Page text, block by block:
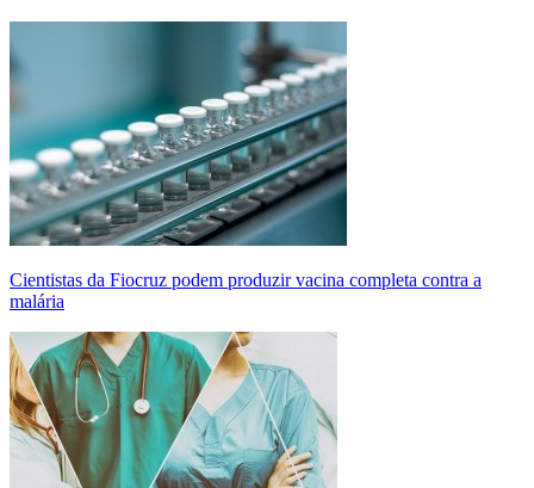
Cientistas da Fiocruz podem produzir vacina completa contra a
malária